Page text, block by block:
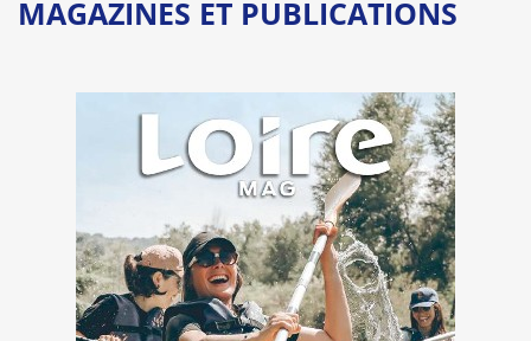
MAGAZINES ET PUBLICATIONS